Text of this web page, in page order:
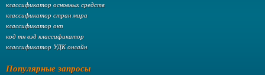
классификатор основных средств
классификатор стран мира
классификатор окп
код тн вэд классификатор
классификатор УДК онлайн
Популярные запросы